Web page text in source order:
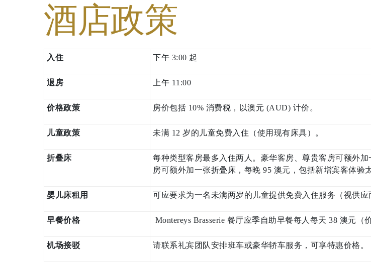
珀斯泛太平洋酒店
回到全球首页
酒店政策
入住 下午 3:00 起
退房 上午 11:00
价格政策 房价包括 10% 消费税，以澳元 (AUD) 计价。
儿童政策 未满 12 岁的儿童免费入住（使用现有床具）。
折叠床
每种类型客房最多入住两人。豪华客房、尊贵客房可额外
房可额外加一张折叠床，每晚 95 澳元，包括新增宾客体验
婴儿床租用 可应要求为一名未满两岁的儿童提供免费入住服务（视供应
早餐价格 Montereys Brasserie 餐厅应季自助早餐每人每天 38 澳元（
机场接驳 请联系礼宾团队安排班车或豪华轿车服务，可享特惠价格。